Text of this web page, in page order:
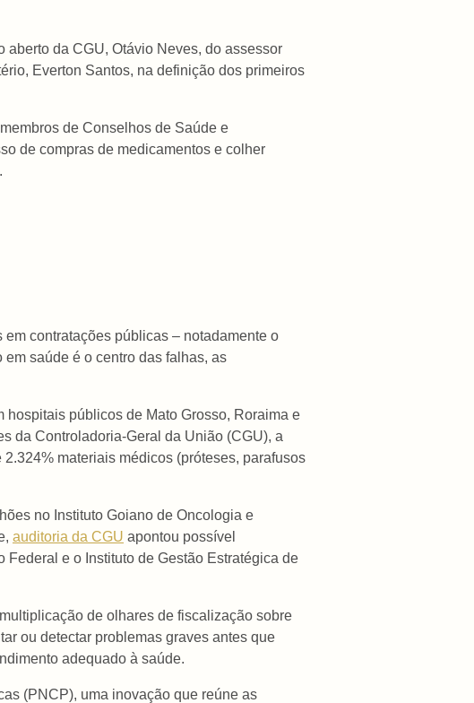
aberto da CGU, Otávio Neves, do assessor
Everton Santos, na definição dos primeiros
de Conselhos de Saúde e
de compras de medicamentos e colher
contratações públicas – notadamente o
saúde é o centro das falhas, as
públicos de Mato Grosso, Roraima e
da Controladoria-Geral da União (CGU), a
materiais médicos (próteses, parafusos
no Instituto Goiano de Oncologia e
auditoria da CGU apontou possível
e o Instituto de Gestão Estratégica de
de olhares de fiscalização sobre
ou detectar problemas graves antes que
adequado à saúde.
(PNCP), uma inovação que reúne as